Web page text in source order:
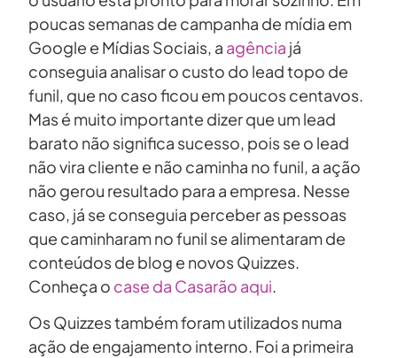
poucas semanas de campanha de mídia em
Google e Mídias Sociais, a agência já
conseguia analisar o custo do lead topo de
funil, que no caso ficou em poucos centavos.
Mas é muito importante dizer que um lead
barato não significa sucesso, pois se o lead
não vira cliente e não caminha no funil, a ação
não gerou resultado para a empresa. Nesse
caso, já se conseguia perceber as pessoas
que caminharam no funil se alimentaram de
conteúdos de blog e novos Quizzes.
Conheça o case da Casarão aqui.
Os Quizzes também foram utilizados numa
ação de engajamento interno. Foi a primeira